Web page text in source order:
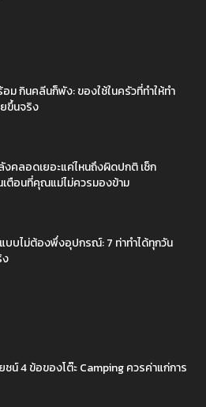
ม กินคลีนก็พัง: ของใช้ในครัวที่ทำให้ทำ
ขึ้นจริง
งคลอดเยอะแค่ไหนถึงผิดปกติ เช็ก
อนที่คุณแม่ไม่ควรมองข้าม
บบไม่ต้องพึ่งอุปกรณ์: 7 ท่าทำได้ทุกวัน
ชน์ 4 ข้อของโต๊ะ Camping ควรค่าแก่การ